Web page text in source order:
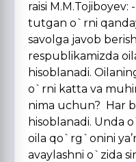
raisi
tutgan o`rni
savolga javob
respublikamizda
hisoblanadi.
o`rni katta va
nima uchun? Har
hisoblanadi. Unda
oila qo`rg`onini
avaylashni o`zida